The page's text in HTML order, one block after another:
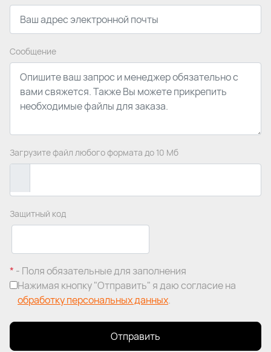
Сообщение
Загрузите файл любого формата до 10 Мб
Защитный код
* - Поля обязательные для заполнения
Нажимая кнопку "Отправить" я даю согласие на
обработку персональных данных.
Отправить